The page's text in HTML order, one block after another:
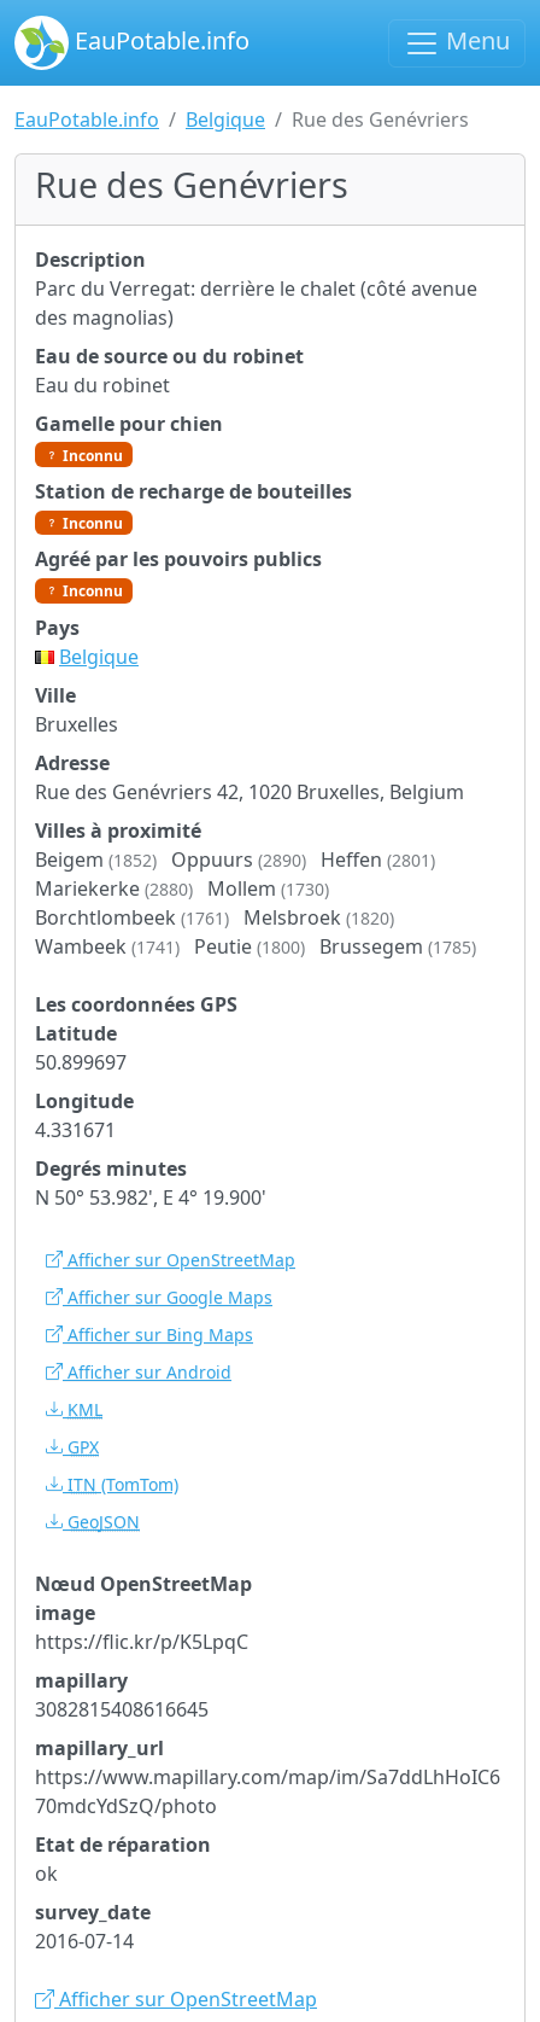
EauPotable.info Menu
EauPotable.info Belgique Rue des Genévriers
Rue des Genévriers
Description
Parc du Verregat: derrière le chalet (côté avenue
des magnolias)
Eau de source ou du robinet
Eau du robinet
Gamelle pour chien
Inconnu
Station de recharge de bouteilles
Inconnu
Agréé par les pouvoirs publics
Inconnu
Pays
Belgique
Ville
Bruxelles
Adresse
Rue des Genévriers 42, 1020 Bruxelles, Belgium
Villes à proximité
Beigem (1852) Oppuurs (2890) Heffen (2801)
Mariekerke (2880) Mollem (1730)
Borchtlombeek (1761) Melsbroek (1820)
Wambeek (1741) Peutie (1800) Brussegem (1785)
Les coordonnées GPS
Latitude
50.899697
Longitude
4.331671
Degrés minutes
N 50° 53.982', E 4° 19.900'
Afficher sur OpenStreetMap
Afficher sur Google Maps
Afficher sur Bing Maps
Afficher sur Android
KML
GPX
ITN (TomTom)
GeoJSON
Nœud OpenStreetMap
image
https://flic.kr/p/K5LpqC
mapillary
3082815408616645
mapillary_url
https://www.mapillary.com/map/im/Sa7ddLhHoIC6
70mdcYdSzQ/photo
Etat de réparation
ok
survey_date
2016-07-14
Afficher sur OpenStreetMap